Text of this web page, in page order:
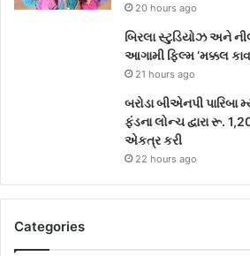
20 hours ago
બિરલા સ્ટુડિયોઝ અને
આગામી ફિલ્મ ‘મક્કલ
21 hours ago
બરોડા બીએનપી
ફંડના લોન્ચ દ્વારા રૂ.
એકત્ર કરી
22 hours ago
Categories